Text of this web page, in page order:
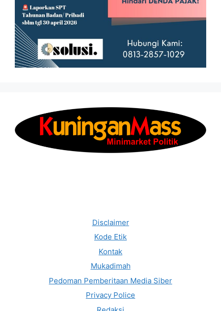
Disclaimer
Kode Etik
Kontak
Mukadimah
Pedoman Pemberitaan Media Siber
Privacy Police